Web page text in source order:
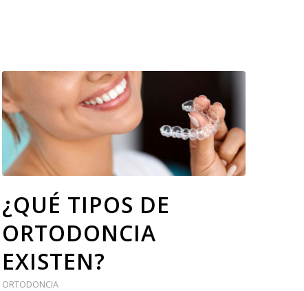
¿QUÉ TIPOS DE
ORTODONCIA
EXISTEN?
ORTODONCIA